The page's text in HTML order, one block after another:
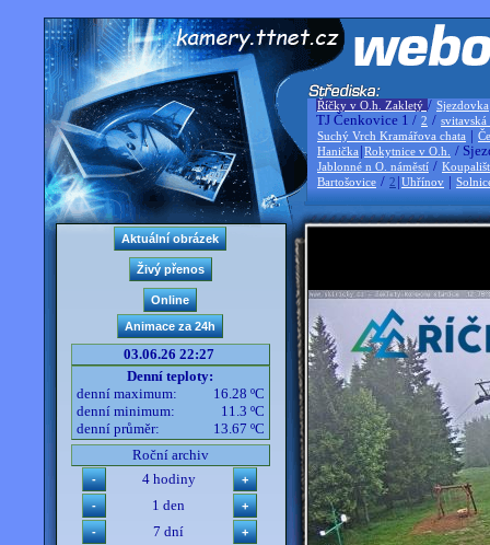
Říčky v O.h. Zakletý / Sjezdovka
TJ Čenkovice 1 / 2 / svitavská
Suchý Vrch Kramářova chata |
Hanička |Rokytnice v O.h. /
Jablonné n O. náměstí /
Bartošovice / 2 |Uhřínov |
03.06.26 22:27
Denní teploty:
denní maximum:
16.28 ºC
denní minimum:
11.3 ºC
denní průměr:
13.67 ºC
Roční archiv
4 hodiny
1 den
7 dní